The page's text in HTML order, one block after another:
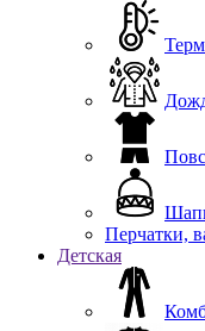
Перчатки,
Детская